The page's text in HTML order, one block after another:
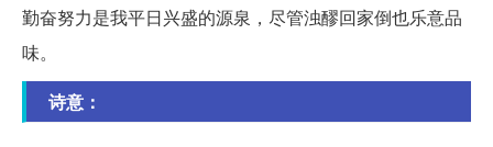
勤奋努力是我平日兴盛的源泉，尽管浊醪回家倒也乐意品
味。
诗意：